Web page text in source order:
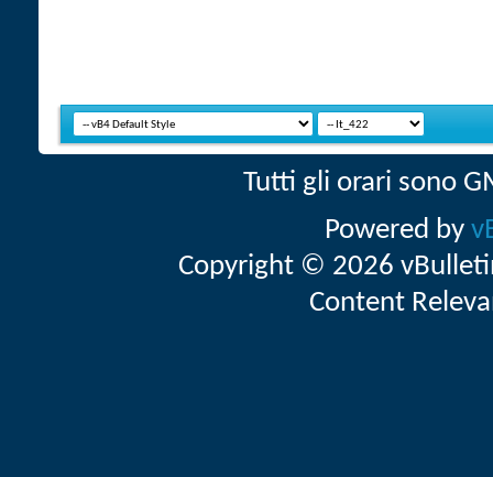
Tutti gli orari sono
Powered by
Copyright © 2026
Content